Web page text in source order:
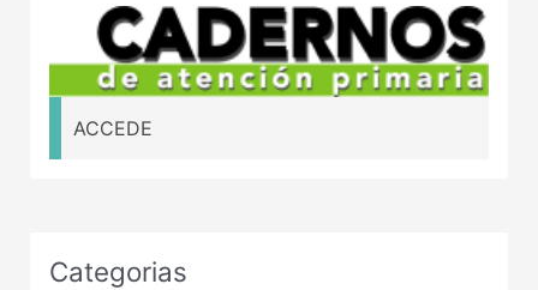
ACCEDE
Categorias